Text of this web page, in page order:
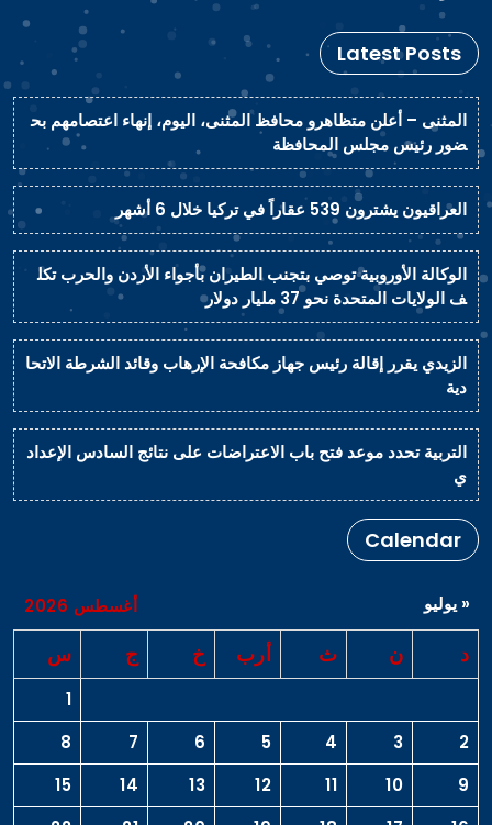
Latest Posts
المثنى – أعلن متظاهرو محافظ المثنى، اليوم، إنهاء اعتصامهم بح
ضور رئيس مجلس المحافظة
العراقيون يشترون 539 عقاراً في تركيا خلال 6 أشهر
الوكالة الأوروبية توصي بتجنب الطيران بأجواء الأردن والحرب تكل
ف الولايات المتحدة نحو 37 مليار دولار
الزيدي يقرر إقالة رئيس جهاز مكافحة الإرهاب وقائد الشرطة الاتحا
دية
التربية تحدد موعد فتح باب الاعتراضات على نتائج السادس الإعداد
ي
Calendar
أغسطس 2026
د ن ث أرب خ ج س
1
2
3
4
5
6
7
8
9
10
11
12
13
14
15
« يوليو